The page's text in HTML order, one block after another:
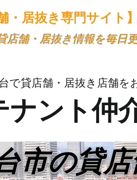
・居抜き専門サイト
店舗・居抜き情報を毎日
で貸店舗・居抜き店舗を
ナント仲
市の貸